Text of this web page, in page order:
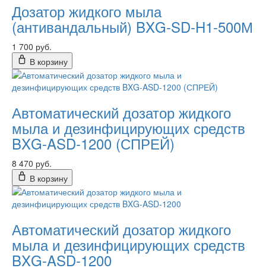
Дозатор жидкого мыла
(антивандальный) BXG-SD-H1-500М
1 700 руб.
В корзину
Автоматический дозатор жидкого
мыла и дезинфицирующих средств
BXG-ASD-1200 (СПРЕЙ)
8 470 руб.
В корзину
Автоматический дозатор жидкого
мыла и дезинфицирующих средств
BXG-ASD-1200